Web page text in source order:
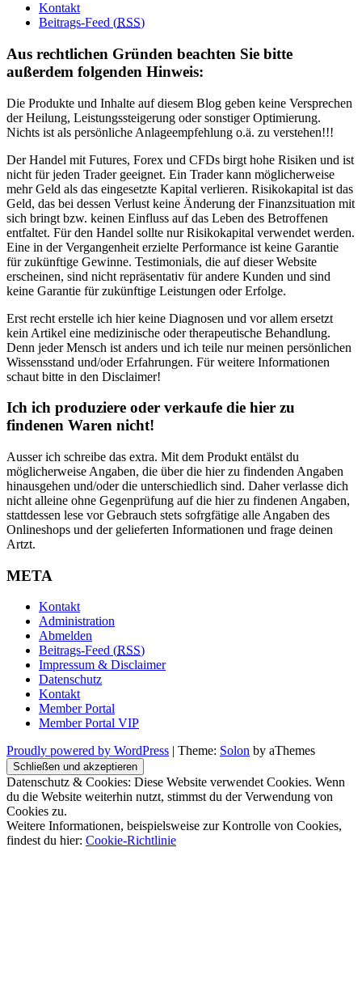
Kontakt
Beitrags-Feed (RSS)
Aus rechtlichen Gründen beachten Sie bitte
außerdem folgenden Hinweis:
Die Produkte und Inhalte auf diesem Blog geben keine Versprechen
der Heilung, Leistungssteigerung oder sonstiger Optimierung.
Nichts ist als persönliche Anlageempfehlung o.ä. zu verstehen!!!
Der Handel mit Futures, Forex und CFDs birgt hohe Risiken und ist
nicht für jeden Trader geeignet. Ein Trader kann möglicherweise
mehr Geld als das eingesetzte Kapital verlieren. Risikokapital ist das
Geld, das bei dessen Verlust keine Änderung der Finanzsituation mit
sich bringt bzw. keinen Einfluss auf das Leben des Betroffenen
entfaltet. Für den Handel sollte nur Risikokapital verwendet werden.
Eine in der Vergangenheit erzielte Performance ist keine Garantie
für zukünftige Gewinne. Testimonials, die auf dieser Website
erscheinen, sind nicht repräsentativ für andere Kunden und sind
keine Garantie für zukünftige Leistungen oder Erfolge.
Erst recht erstelle ich hier keine Diagnosen und vor allem ersetzt
kein Artikel eine medizinische oder therapeutische Behandlung.
Denn jeder Mensch ist anders und ich teile nur meinen persönlichen
Wissensstand und/oder Erfahrungen. Für weitere Informationen
schaut bitte in den Disclaimer!
Ich ich produziere oder verkaufe die hier zu
findenen Waren nicht!
Ausser ich schreibe das extra. Mit dem Produkt entälst du
möglicherweise Angaben, die über die hier zu findenden Angaben
hinausgehen und/oder die unterschiedlich sind. Daher verlasse dich
nicht alleine ohne Gegenprüfung auf die hier zu findenen Angaben,
stattdessen lese vor Gebrauch stets sofrgfätige alle Angaben des
Onlineshops und der gelieferten Informationen und frage deinen
Artzt.
META
Kontakt
Administration
Abmelden
Beitrags-Feed (RSS)
Impressum & Disclaimer
Datenschutz
Kontakt
Member Portal
Member Portal VIP
Proudly powered by WordPress | Theme: Solon by aThemes
Datenschutz & Cookies: Diese Website verwendet Cookies. Wenn
du die Website weiterhin nutzt, stimmst du der Verwendung von
Cookies zu.
Weitere Informationen, beispielsweise zur Kontrolle von Cookies,
findest du hier: Cookie-Richtlinie